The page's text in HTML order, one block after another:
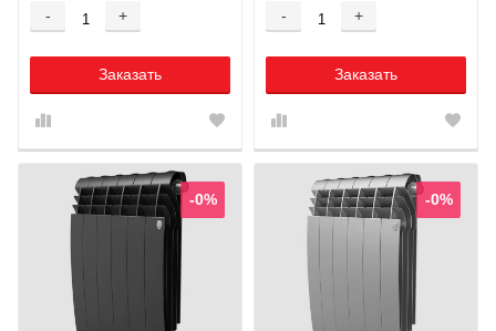
- +
Заказать
- +
Заказать
-0% -0%